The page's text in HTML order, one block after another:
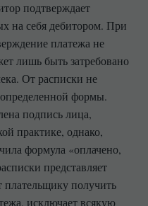
подтверждает
на себя дебитором. При
платежа не
лишь быть затребовано
От расписки не
определенной формы.
подпись лица,
практике, однако,
формула «оплачено,
представляет
плательщику получить
исключает всякую